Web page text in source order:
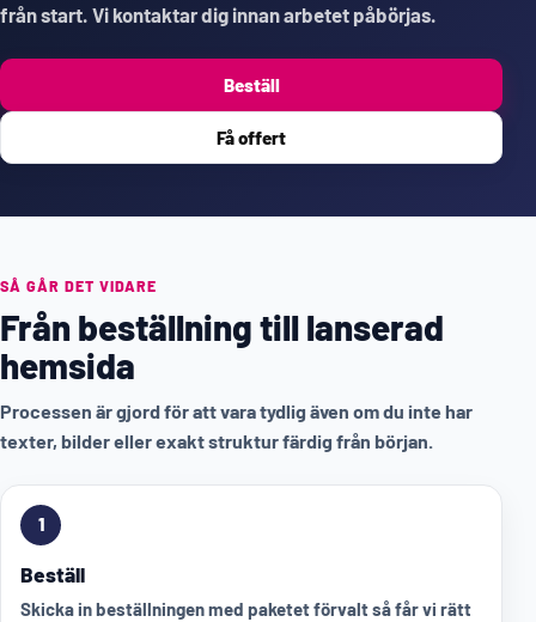
från start. Vi kontaktar dig innan arbetet påbörjas.
Beställ
Få offert
SÅ GÅR DET VIDARE
Från beställning till lanserad
hemsida
Processen är gjord för att vara tydlig även om du inte har
texter, bilder eller exakt struktur färdig från början.
1
Beställ
Skicka in beställningen med paketet förvalt så får vi rätt